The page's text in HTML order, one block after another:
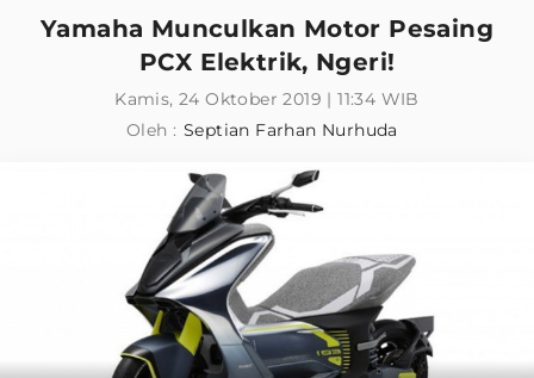
Yamaha Munculkan Motor Pesaing
PCX Elektrik, Ngeri!
Kamis, 24 Oktober 2019 | 11:34 WIB
Oleh : Septian Farhan Nurhuda